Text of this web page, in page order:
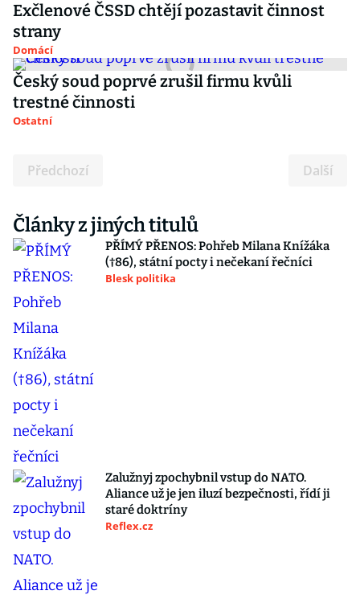
Exčlenové ČSSD chtějí pozastavit činnost
strany
Domácí
Český soud poprvé zrušil firmu kvůli
trestné činnosti
Ostatní
Předchozí Další
Články z jiných titulů
PŘÍMÝ PŘENOS: Pohřeb Milana Knížáka
(†86), státní pocty i nečekaní řečníci
Blesk politika
Zalužnyj zpochybnil vstup do NATO.
Aliance už je jen iluzí bezpečnosti, řídí ji
staré doktríny
Reflex.cz